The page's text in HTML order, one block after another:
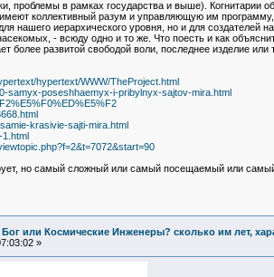
проблемы в рамках государства и выше). Когнитарии
коллективный разум и управляющую им
нашего иерархического уровня, но и для
- всюду одно и то же. Что поесть и как
более развитой свободой воли, последнее изделие
hypertext/WWW/TheProject.html
samyx-poseshhaemyx-i-pribylnyx-sajtov-mira.html
krasivie-sajti-mira.html
но самый сложный или самый посещаемый или
Бог или Космические Инженеры? сколько им лет,
»